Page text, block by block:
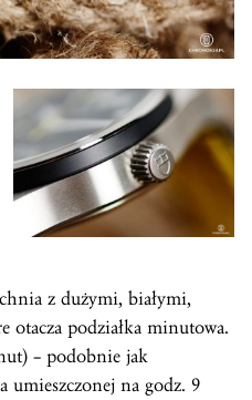
z dużymi, białymi,
otacza podziałka minutowa.
– podobnie jak
umieszczonej na godz. 9